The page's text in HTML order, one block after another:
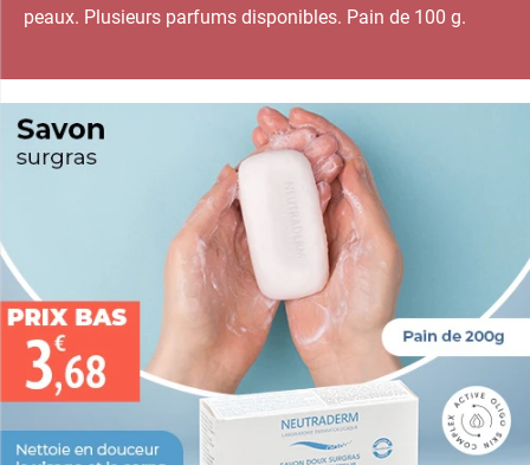
peaux. Plusieurs parfums disponibles. Pain de 100 g.